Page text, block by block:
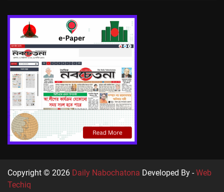
Copyright © 2026 Daily Nabochatona Developed By -Web
Techiq